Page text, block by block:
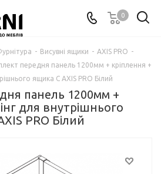
0
- Висувні ящики - AXIS PRO -
передня панель 1200мм + кріплення +
ящика C AXIS PRO Білий
панель 1200мм +
для внутрішнього
PRO Білий